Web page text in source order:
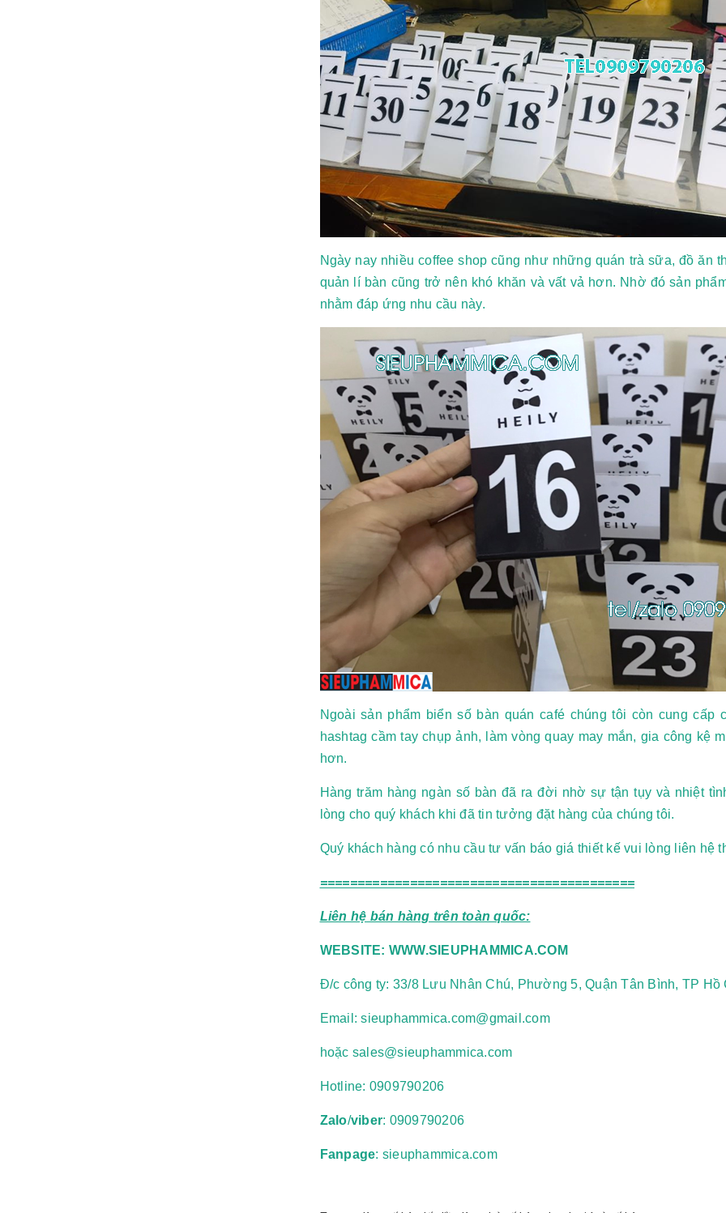
Ngày nay nhiều coffee shop cũng như những quán trà sữa, đồ ăn
quản lí bàn cũng trở nên khó khăn và vất vả hơn. Nhờ đó sản
nhằm đáp ứng nhu cầu này.
Ngoài sản phẩm biển số bàn quán café chúng tôi còn cung
hashtag cầm tay chụp ảnh, làm vòng quay may mắn, gia công kệ
hơn.
Hàng trăm hàng ngàn số bàn đã ra đời nhờ sự tận tụy và nhiệt
lòng cho quý khách khi đã tin tưởng đặt hàng của chúng tôi.
Quý khách hàng có nhu cầu tư vấn báo giá thiết kế vui lòng liên hệ
==========================================
Liên hệ bán hàng trên toàn quốc:
WEBSITE: WWW.SIEUPHAMMICA.COM
Đ/c công ty: 33/8 Lưu Nhân Chú, Phường 5, Quận Tân Bình, TP Hồ
Email:sieuphammica.com@gmail.com
hoặc sales@sieuphammica.com
Hotline: 0909790206
Zalo/viber: 0909790206
Fanpage: sieuphammica.com